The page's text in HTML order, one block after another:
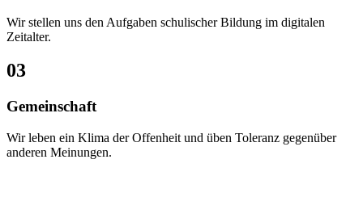
Wir stellen uns den Aufgaben schulischer Bildung im digitalen
Zeitalter.
03
Gemeinschaft
Wir leben ein Klima der Offenheit und üben Toleranz gegenüber
anderen Meinungen.